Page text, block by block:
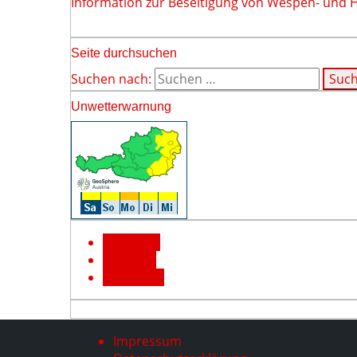
Seite durchsuchen
Suchen nach:
Unwetterwarnung
Impressum